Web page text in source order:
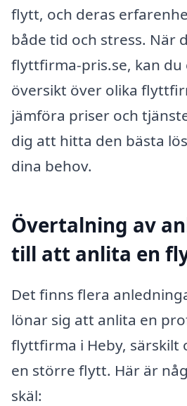
flytt, och deras
både tid och stress. När
flyttfirma-pris.se, kan du
översikt över olika
jämföra priser och
dig att hitta den bästa
dina behov.
Övertalning av
till att anlita en
Det finns flera
lönar sig att anlita en
flyttfirma i Heby, särskilt
en större flytt. Här är
skäl: